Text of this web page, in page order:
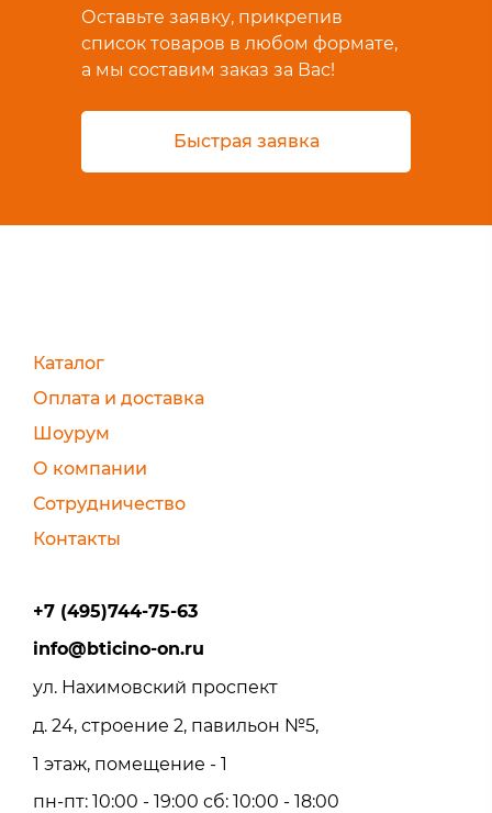
Оставьте заявку, прикрепив
список товаров в любом формате,
а мы составим заказ за Вас!
Быстрая заявка
Каталог
Оплата и доставка
Шоурум
О компании
Сотрудничество
Контакты
+7 (495)744-75-63
info@bticino-on.ru
ул. Нахимовский проспект
д. 24, строение 2, павильон №5,
1 этаж, помещение - 1
пн-пт: 10:00 - 19:00 сб: 10:00 - 18:00